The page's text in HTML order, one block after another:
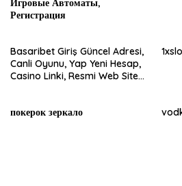
Игровые Автоматы,
Регистрация
Basaribet Giriş Güncel Adresi,
Canli Oyunu, Yap Yeni Hesap,
Casino Linki, Resmi Web Sitesi
покерок зеркало